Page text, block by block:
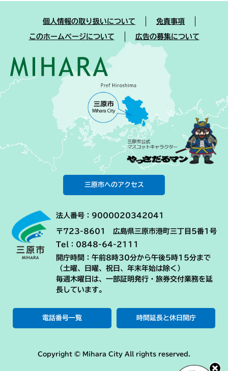
個人情報の取り扱いについて 免責事項
このホームページについて 広告の募集について
三原市へのアクセス
法人番号：9000020342041
〒723-8601 広島県三原市港町三丁目5番1号
Tel：0848-64-2111
開庁時間：午前8時30分から午後5時15分まで
（土曜、日曜、祝日、年末年始は除く）
毎週木曜日は、一部証明発行・旅券交付業務を延
長しています。
電話番号一覧 時間延長と休日開庁
Copyright © Mihara City All rights reserved.